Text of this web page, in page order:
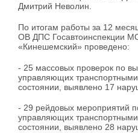
Дмитрий Неволин.
По итогам работы за 12
ОВ ДПС Госавтоинспекции
«Кинешемский» проведено:
- 25 массовых проверок по
управляющих
состоянии, выявлено 17
- 29 рейдовых мероприятий
управляющих
состоянии, выявлено 28